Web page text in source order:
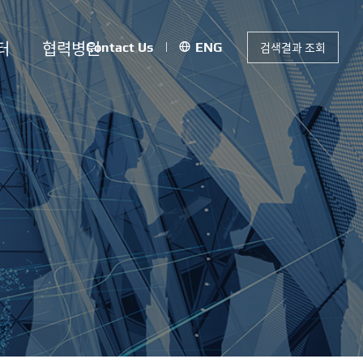
협력병원Contact Us ENG 검색결과 조회